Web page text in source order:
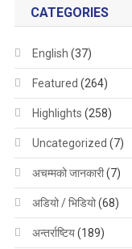
CATEGORIES
English (37)
Featured (264)
Highlights (258)
Uncategorized (7)
अचम्मको जानकारी(7)
अडियो / भिडियो(68)
अन्तर्राष्टिय(189)